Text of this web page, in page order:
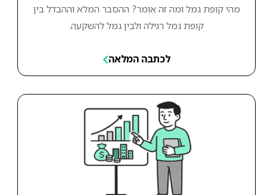
מהי קופת גמל ומה זה אומר? ההסבר המלא וההבדל בין
קופת גמל רגילה ולבין גמל להשקעה.
לכתבה המלאה